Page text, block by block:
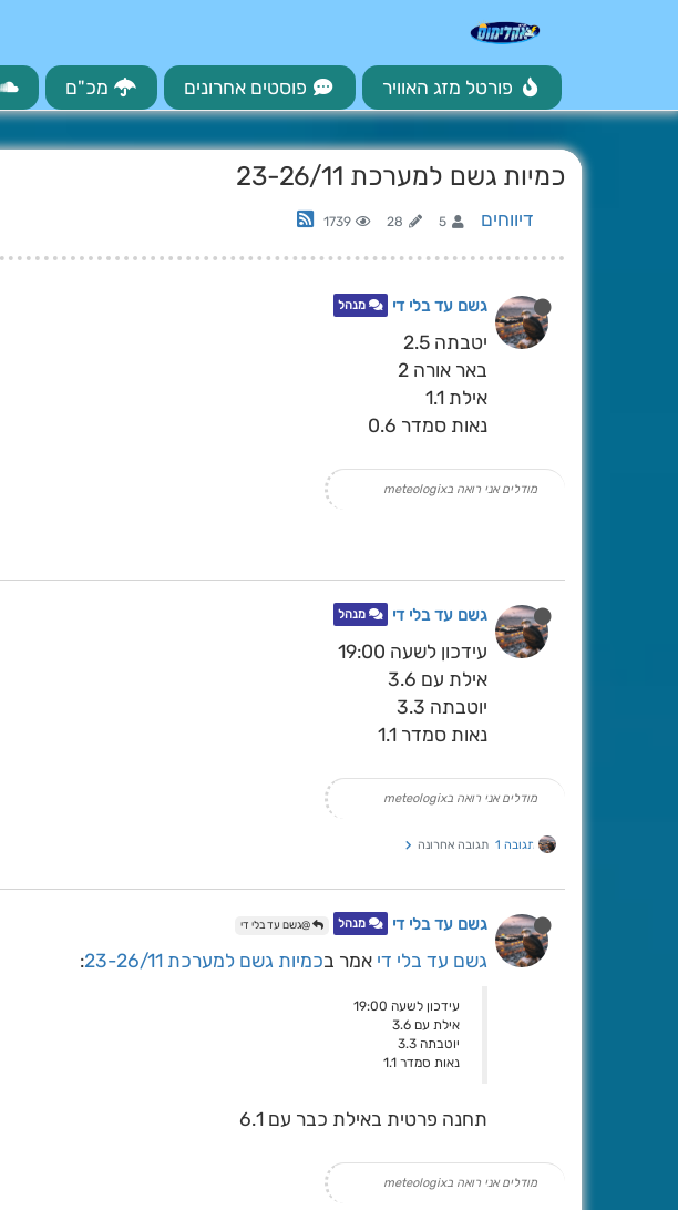
פורטל מזג האוויר פוסטים אחרונים מכ"ם
כמיות גשם למערכת 23-26/11
דיווחים 5
28
1739
גשם עד בלי די מנהל
יטבתה 2.5
באר אורה 2
אילת 1.1
נאות סמדר 0.6
מודלים אני רואה בmeteologix
גשם עד בלי די מנהל
עידכון לשעה 19:00
אילת עם 3.6
יוטבתה 3.3
נאות סמדר 1.1
מודלים אני רואה בmeteologix
תגובה 1 תגובה אחרונה
גשם עד בלי די מנהל @גשם עד בלי די
גשם עד בלי די אמר בכמיות גשם למערכת 23-26/11 :
עידכון לשעה 19:00
אילת עם 3.6
יוטבתה 3.3
נאות סמדר 1.1
תחנה פרטית באילת כבר עם 6.1
מודלים אני רואה בmeteologix